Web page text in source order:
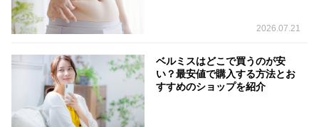
2026.07.21
ベルミスはどこで買うのが安
い？最安値で購入する方法とお
すすめのショップを紹介